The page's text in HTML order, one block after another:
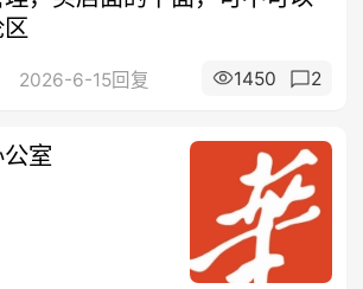
2026-6-15回复 1450 2
室